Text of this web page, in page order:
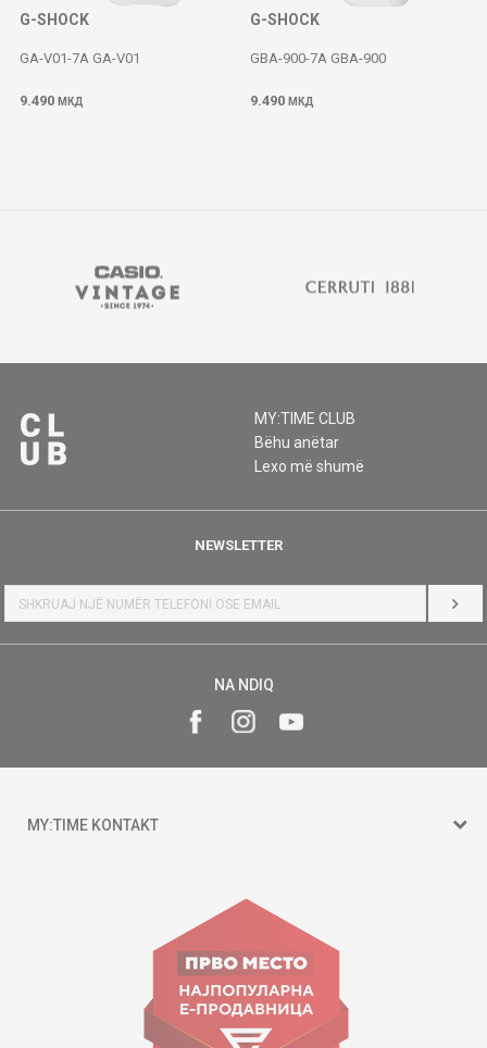
G-SHOCK
GA-V01-7A GA-V01
9.490 МКД
G-SHOCK
GBA-900-7A GBA-900
9.490 МКД
MY:TIME CLUB
Bëhu anëtar
Lexo më shumë
NEWSLETTER
HYR
NA NDIQ
MY:TIME KONTAKT
Goce Nikolovski 74 Shkup
contact@mytime.mk
Orari i punës:
09:00 - 17:00